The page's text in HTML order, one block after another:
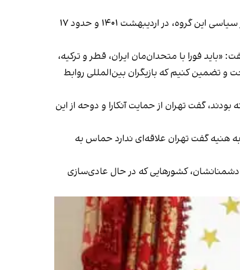
به گزارش کانال ۱۲، یکی از این اسناد مربوط به نامه یحیی سنوار، فرمانده سابق حماس در غزه، به اسماعیل هنیه، رییس پیشین دفتر سیاسی این گروه، در اردیبهشت ۱۴۰۱ و حدود ۱۷
فورا با متحدان‌مان ایران، قطر و ترکیه،
کنیم که بازیگران بین‌المللی روابط
گفت تهران از حمایت آنکارا و دوحه از این
هنیه گفت تهران علاقه‌ای ندارد حماس به
دشمنانشان، کشورهایی که در حال عادی‌سازی